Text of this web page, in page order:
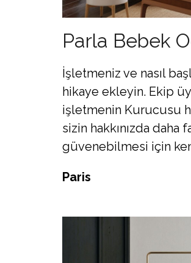
Parla Bebek
İşletmeniz ve nasıl
hikaye ekleyin. Ekip
işletmenin Kurucusu
sizin hakkınızda
güvenebilmesi için
Paris